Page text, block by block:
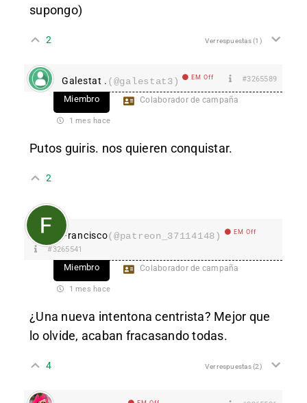
supongo)
2 Ver respuestas(1)
Galestat . (@galestat3) EM Off #3265589
Miembro Colaborador de campaña
1 mes hace
Putos guiris. nos quieren conquistar.
2
Francisco(@patreon_37114148) EM Off
#3265541
Miembro Colaborador de campaña
1 mes hace
¿Una nueva intentona centrista? Mejor que
lo olvide, acaban fracasando todas.
4 Ver respuestas(2)